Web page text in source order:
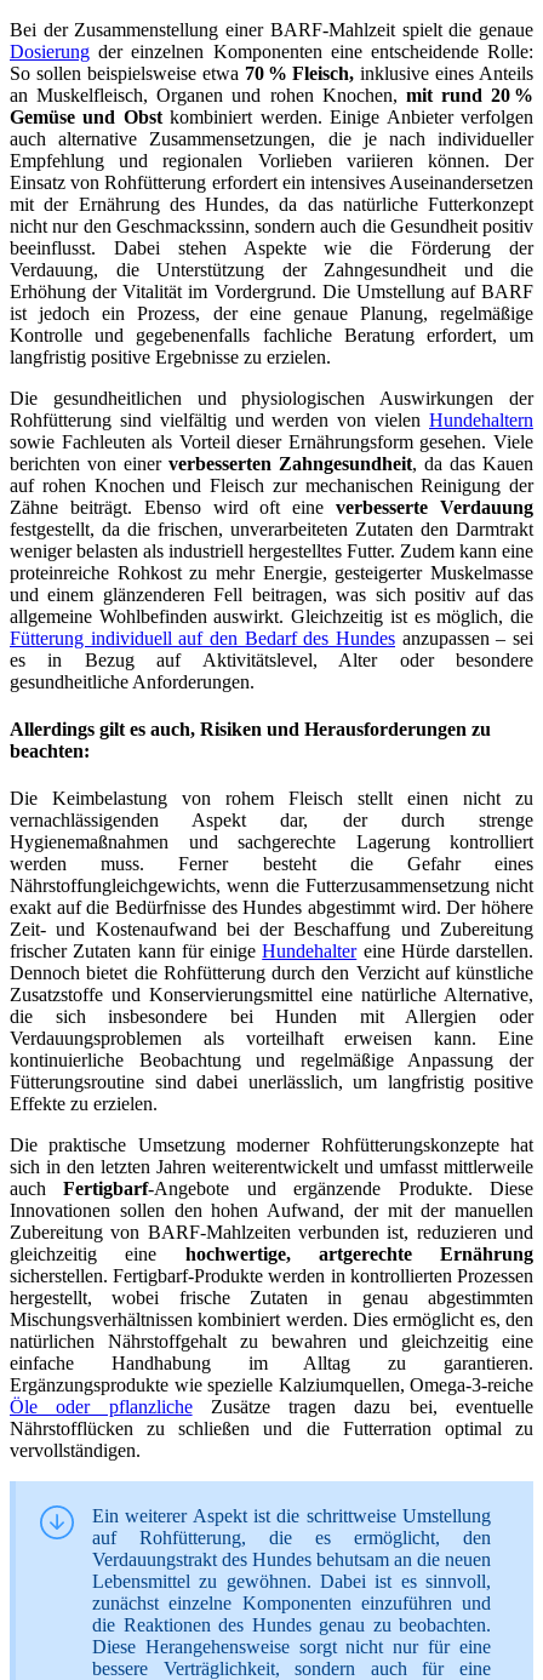
Bei der Zusammenstellung einer BARF-Mahlzeit spielt die genaue
Dosierung der einzelnen Komponenten eine entscheidende Rolle:
So sollen beispielsweise etwa 70 % Fleisch, inklusive eines Anteils
an Muskelfleisch, Organen und rohen Knochen, mit rund 20 %
Gemüse und Obstkombiniert werden. Einige Anbieter verfolgen
auch alternative Zusammensetzungen, die je nach individueller
Empfehlung und regionalen Vorlieben variieren können. Der
Einsatz von Rohfütterung erfordert ein intensives Auseinandersetzen
mit der Ernährung des Hundes, da das natürliche Futterkonzept
nicht nur den Geschmackssinn, sondern auch die Gesundheit positiv
beeinflusst. Dabei stehen Aspekte wie die Förderung der
Verdauung, die Unterstützung der Zahngesundheit und die
Erhöhung der Vitalität im Vordergrund. Die Umstellung auf BARF
ist jedoch ein Prozess, der eine genaue Planung, regelmäßige
Kontrolle und gegebenenfalls fachliche Beratung erfordert, um
langfristig positive Ergebnisse zu erzielen.
Die gesundheitlichen und physiologischen Auswirkungen der
Rohfütterung sind vielfältig und werden von vielen Hundehaltern
sowie Fachleuten als Vorteil dieser Ernährungsform gesehen. Viele
berichten von einer verbesserten Zahngesundheit, da das Kauen
auf rohen Knochen und Fleisch zur mechanischen Reinigung der
Zähne beiträgt. Ebenso wird oft eineverbesserte Verdauung
festgestellt, da die frischen, unverarbeiteten Zutaten den Darmtrakt
weniger belasten als industriell hergestelltes Futter. Zudem kann eine
proteinreiche Rohkost zu mehr Energie, gesteigerter Muskelmasse
und einem glänzenderen Fell beitragen, was sich positiv auf das
allgemeine Wohlbefinden auswirkt. Gleichzeitig ist es möglich, die
Fütterung individuell auf den Bedarf des Hundes anzupassen – sei
es in Bezug auf Aktivitätslevel, Alter oder besondere
gesundheitliche Anforderungen.
Allerdings gilt es auch, Risiken und Herausforderungen zu
beachten:
Die Keimbelastung von rohem Fleisch stellt einen nicht zu
vernachlässigenden Aspekt dar, der durch strenge
Hygienemaßnahmen und sachgerechte Lagerung kontrolliert
werden muss. Ferner besteht die Gefahr eines
Nährstoffungleichgewichts, wenn die Futterzusammensetzung nicht
exakt auf die Bedürfnisse des Hundes abgestimmt wird. Der höhere
Zeit- und Kostenaufwand bei der Beschaffung und Zubereitung
frischer Zutaten kann für einigeHundehaltereine Hürde darstellen.
Dennoch bietet die Rohfütterung durch den Verzicht auf künstliche
Zusatzstoffe und Konservierungsmittel eine natürliche Alternative,
die sich insbesondere bei Hunden mit Allergien oder
Verdauungsproblemen als vorteilhaft erweisen kann. Eine
kontinuierliche Beobachtung und regelmäßige Anpassung der
Fütterungsroutine sind dabei unerlässlich, um langfristig positive
Effekte zu erzielen.
Die praktische Umsetzung moderner Rohfütterungskonzepte hat
sich in den letzten Jahren weiterentwickelt und umfasst mittlerweile
auchFertigbarf-Angebote und ergänzende Produkte. Diese
Innovationen sollen den hohen Aufwand, der mit der manuellen
Zubereitung von BARF-Mahlzeiten verbunden ist, reduzieren und
gleichzeitig eine hochwertige, artgerechte Ernährung
sicherstellen. Fertigbarf-Produkte werden in kontrollierten Prozessen
hergestellt, wobei frische Zutaten in genau abgestimmten
Mischungsverhältnissen kombiniert werden. Dies ermöglicht es, den
natürlichen Nährstoffgehalt zu bewahren und gleichzeitig eine
einfache Handhabung im Alltag zu garantieren.
Ergänzungsprodukte wie spezielle Kalziumquellen, Omega-3-reiche
Öle oder pflanzlicheZusätze tragen dazu bei, eventuelle
Nährstofflücken zu schließen und die Futterration optimal zu
vervollständigen.
Ein weiterer Aspekt ist die schrittweise Umstellung
auf Rohfütterung, die es ermöglicht, den
Verdauungstrakt des Hundes behutsam an die neuen
Lebensmittel zu gewöhnen. Dabei ist es sinnvoll,
zunächst einzelne Komponenten einzuführen und
die Reaktionen des Hundes genau zu beobachten.
Diese Herangehensweise sorgt nicht nur für eine
bessere Verträglichkeit, sondern auch für eine